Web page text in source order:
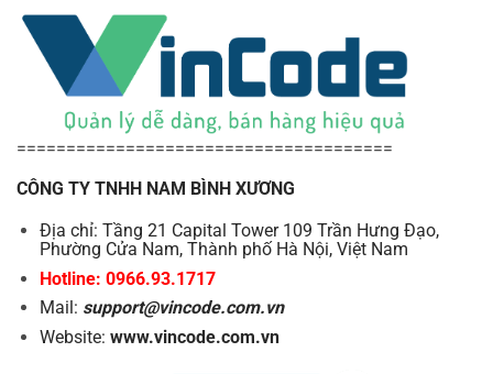
======================================
CÔNG TY TNHH NAM BÌNH XƯƠNG
Địa chỉ: Tầng 21 Capital Tower 109 Trần Hưng Đạo,
Phường Cửa Nam, Thành phố Hà Nội, Việt Nam
Hotline: 0966.93.1717
Mail: support@vincode.com.vn
Website: www.vincode.com.vn